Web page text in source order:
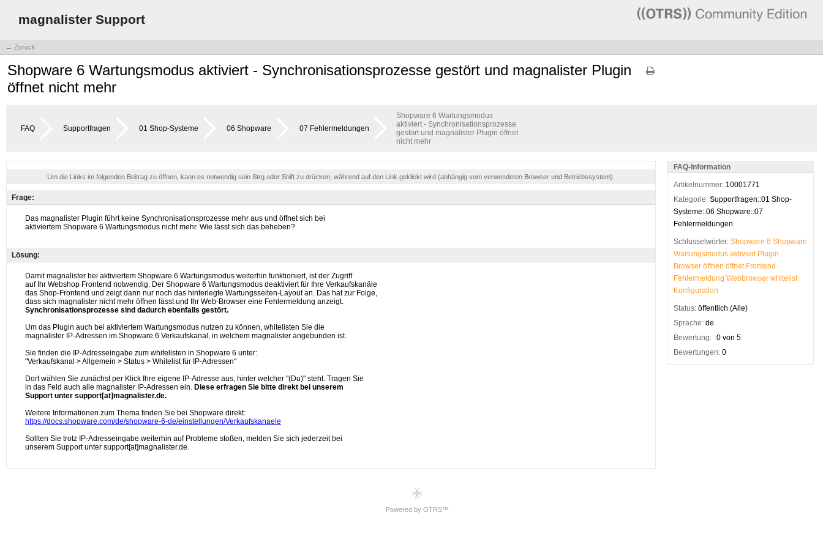
magnalister Support
← Zurück
Shopware 6 Wartungsmodus aktiviert - Synchronisationsprozesse gestört und magnalister Plugin
öffnet nicht mehr
FAQ Supportfragen 01 Shop-Systeme 06 Shopware 07 Fehlermeldungen
Shopware 6 Wartungsmodus
aktiviert - Synchronisationsprozesse
gestört und magnalister Plugin öffnet
nicht mehr
Um die Links im folgenden Beitrag zu öffnen, kann es notwendig sein Strg oder Shift zu drücken, während auf den Link geklickt wird (abhängig vom verwendeten Browser und Betriebssystem).
Frage:
Lösung:
FAQ-Information
Artikelnummer: 10001771
Kategorie: Supportfragen::01 Shop-
Systeme::06 Shopware::07
Fehlermeldungen
Schlüsselwörter: Shopware 6 Shopware
Wartungsmodus aktiviert Plugin
Browser öffnen öffnet Frontend
Fehlermeldung Webbrowser whitelist
Konfiguration
Status: öffentlich (Alle)
Sprache: de
Bewertung: 0 von 5
Bewertungen: 0
Powered by OTRS™